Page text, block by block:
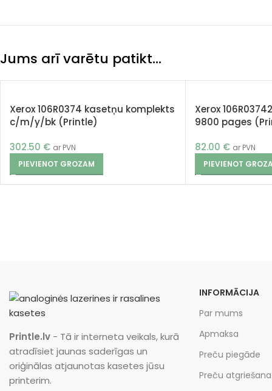
Jums arī varētu patikt…
Xerox 106R0374 kasetņu komplekts
c/m/y/bk (Printle)
302.50 € ar PVN
PIEVIENOT GROZAM
Xerox
9800 pages
82.00 € ar PVN
PIEVIENOT
Printle.lv - Tā ir interneta veikals, kurā
atradīsiet jaunas saderīgas un
oriģinālas atjaunotas kasetes jūsu
printerim.
INFORMĀCIJA
Par mums
Apmaksa
Preču piegāde
Preču atgriešana